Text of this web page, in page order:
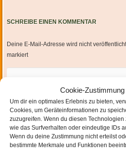
Cookie-
Um dir ein optimales Erlebnis zu bieten,
Cookies, um Geräteinformationen zu
zuzugreifen. Wenn du diesen
wie das Surfverhalten oder eindeutige IDs
Wenn du deine Zustimmung nicht erteilst
bestimmte Merkmale und Funktionen
SCHREIBE EINEN KOMMENTAR
Deine E-Mail-Adresse wird nicht
markiert